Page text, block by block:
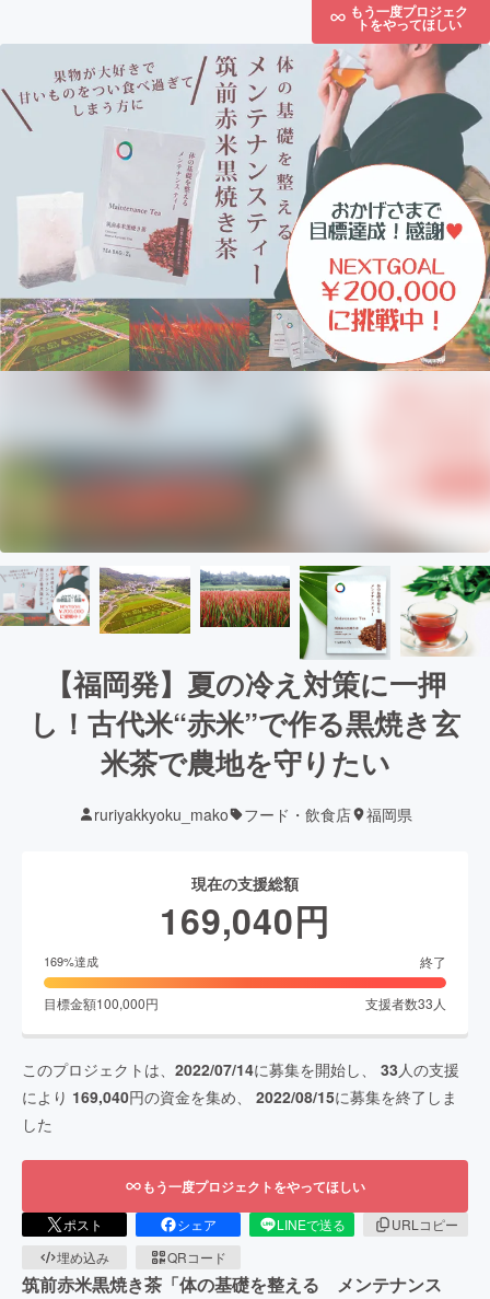
もう一度プロジェク
トをやってほしい
【福岡発】夏の冷え対策に一押
し！古代米“赤米”で作る黒焼き玄
米茶で農地を守りたい
ruriyakkyoku_mako フード・飲食店 福岡県
現在の支援総額
169,040円
169%達成 終了
目標金額100,000円 支援者数33 人
このプロジェクトは、 2022/07/14に募集を開始し、 33 人の支援
により 169,040円の資金を集め、 2022/08/15に募集を終了しま
した
もう一度プロジェクトをやってほしい
ポスト シェア LINEで送る
URLコピー
埋め込み
QRコード
筑前赤米黒焼き茶「体の基礎を整える メンテナンス